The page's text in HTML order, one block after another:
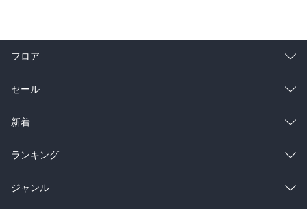
フロア
総合
ラノベ
雑誌・グラビア
BL・TL
セール
総合
ラノベ
雑誌・グラビア
新着
総合
ラノベ
ランキング
総合
ジャンル